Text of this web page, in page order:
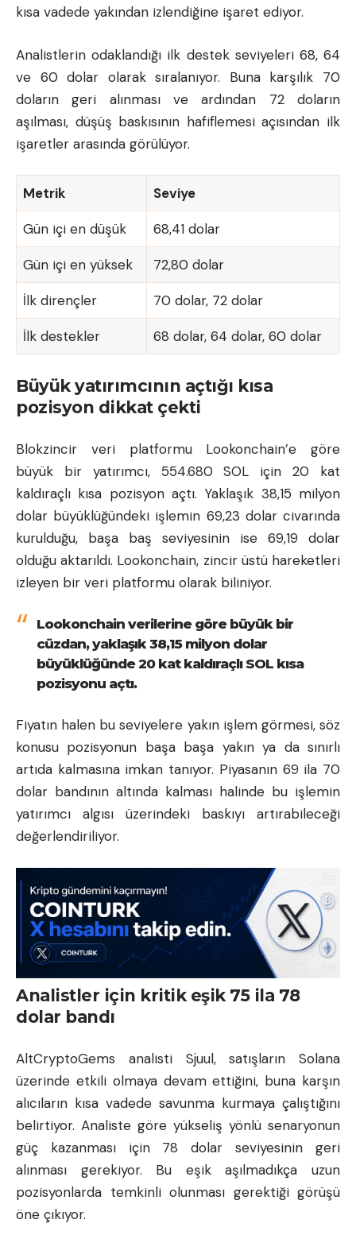
kısa vadede yakından izlendiğine işaret ediyor.
Analistlerin odaklandığı ilk destek seviyeleri 68, 64
ve 60 dolar olarak sıralanıyor. Buna karşılık 70
doların geri alınması ve ardından 72 doların
aşılması, düşüş baskısının hafiflemesi açısından ilk
işaretler arasında görülüyor.
Metrik Seviye
Gün içi en düşük 68,41 dolar
Gün içi en yüksek 72,80 dolar
İlk dirençler 70 dolar, 72 dolar
İlk destekler 68 dolar, 64 dolar, 60 dolar
Büyük yatırımcının açtığı kısa
pozisyon dikkat çekti
Blokzincir veri platformu Lookonchain’e göre
büyük bir yatırımcı, 554.680 SOL için 20 kat
kaldıraçlı kısa pozisyon açtı. Yaklaşık 38,15 milyon
dolar büyüklüğündeki işlemin 69,23 dolar civarında
kurulduğu, başa baş seviyesinin ise 69,19 dolar
olduğu aktarıldı. Lookonchain, zincir üstü hareketleri
izleyen bir veri platformu olarak biliniyor.
Lookonchain verilerine göre büyük bir
cüzdan, yaklaşık 38,15 milyon dolar
büyüklüğünde 20 kat kaldıraçlı SOL kısa
pozisyonu açtı.
Fiyatın halen bu seviyelere yakın işlem görmesi, söz
konusu pozisyonun başa başa yakın ya da sınırlı
artıda kalmasına imkan tanıyor. Piyasanın 69 ila 70
dolar bandının altında kalması halinde bu işlemin
yatırımcı algısı üzerindeki baskıyı artırabileceği
değerlendiriliyor.
Analistler için kritik eşik 75 ila 78
dolar bandı
AltCryptoGems analisti Sjuul, satışların Solana
üzerinde etkili olmaya devam ettiğini, buna karşın
alıcıların kısa vadede savunma kurmaya çalıştığını
belirtiyor. Analiste göre yükseliş yönlü senaryonun
güç kazanması için 78 dolar seviyesinin geri
alınması gerekiyor. Bu eşik aşılmadıkça uzun
pozisyonlarda temkinli olunması gerektiği görüşü
öne çıkıyor.